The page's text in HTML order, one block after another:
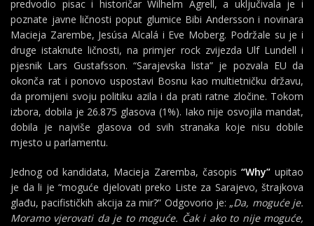
predvodio pisac i historičar Wilhelm Agrell, a uključivala je i
poznate javne ličnosti poput glumice Bibi Andersson i novinara
Macieja Zarembe, Jesúsa Alcalá i Eve Moberg. Podržale su je i
druge istaknute ličnosti, na primjer rock zvijezda Ulf Lundell i
pjesnik Lars Gustafsson. “Sarajevska lista” je pozvala EU da
okonča rat i ponovo uspostavi Bosnu kao multietničku državu,
da promijeni svoju politiku azila i da prati ratne zločine. Tokom
izbora, dobila je 26.875 glasova (1%). Iako nije osvojila mandat,
dobila je najviše glasova od svih stranaka koje nisu dobile
mjesto u parlamentu.
Jednog od kandidata, Macieja Zaremba, časopis “Why”upitao
je da li je “moguće djelovati preko Liste za Sarajevo, štrajkova
glađu, pacifističkih akcija za mir?” Odgovorio je: „Da, moguće je.
Moramo vjerovati da je to moguće. Čak i ako to nije moguće,